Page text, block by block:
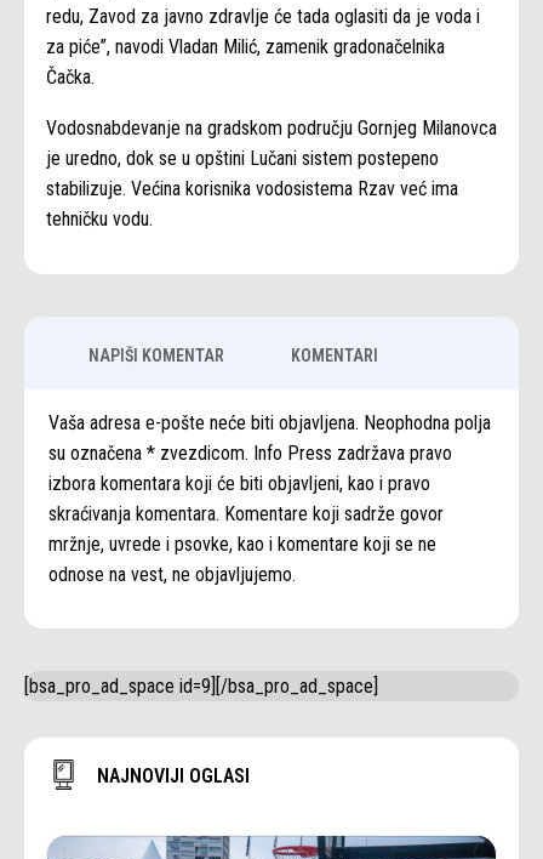
redu, Zavod za javno zdravlje će tada oglasiti da je voda i
za piće”, navodi Vladan Milić, zamenik gradonačelnika
Čačka.
Vodosnabdevanje na gradskom području Gornjeg Milanovca
je uredno, dok se u opštini Lučani sistem postepeno
stabilizuje. Većina korisnika vodosistema Rzav već ima
tehničku vodu.
NAPIŠI KOMENTAR KOMENTARI
Vaša adresa e-pošte neće biti objavljena. Neophodna polja
su označena * zvezdicom. Info Press zadržava pravo
izbora komentara koji će biti objavljeni, kao i pravo
skraćivanja komentara. Komentare koji sadrže govor
mržnje, uvrede i psovke, kao i komentare koji se ne
odnose na vest, ne objavljujemo.
[bsa_pro_ad_space id=9][/bsa_pro_ad_space]
NAJNOVIJI OGLASI